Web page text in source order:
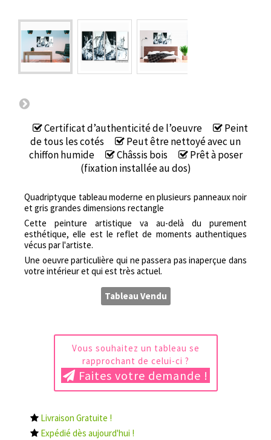
Certificat d’authenticité de l’oeuvre
Peint
de tous les cotés
Peut être nettoyé avec un
chiffon humide
Châssis bois
Prêt à poser
(fixation installée au dos)
Quadriptyque tableau moderne en plusieurs panneaux noir
et gris grandes dimensions rectangle
Cette peinture artistique va au-delà du purement
esthétique, elle est le reflet de moments authentiques
vécus par l'artiste.
Une oeuvre particulière qui ne passera pas inaperçue dans
votre intérieur et qui est très actuel.
Tableau Vendu
Vous souhaitez un tableau se
rapprochant de celui-ci ?
Faites votre demande !
Livraison Gratuite !
Expédié dès aujourd'hui !